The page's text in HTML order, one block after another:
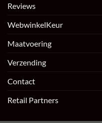
Reviews
WebwinkelKeur
Maatvoering
Verzending
Contact
Retail Partners